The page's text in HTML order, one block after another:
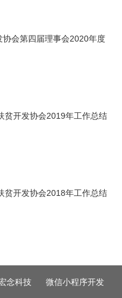
协会第四届理事会2020年度
贫开发协会2019年工作总结
贫开发协会2018年工作总结
念科技
微信小程序开发